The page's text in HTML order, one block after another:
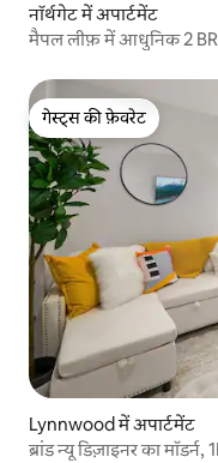
नॉर्थगेट में अपार्टमेंट
मैपल लीफ़ में आधुनिक 2 BR
गेस्ट्स की फ़ेवरेट
गेस्ट्स की फ़ेवरेट
Lynnwood में अपार्टमेंट
ब्रांड न्यू डिज़ाइनर का